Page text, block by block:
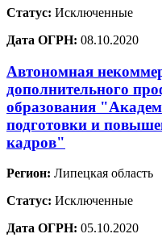
Статус: Исключенные
Дата ОГРН: 08.10.2020
Автономная
дополнительного
образования
подготовки и
кадров"
Регион: Липецкая область
Статус: Исключенные
Дата ОГРН: 05.10.2020